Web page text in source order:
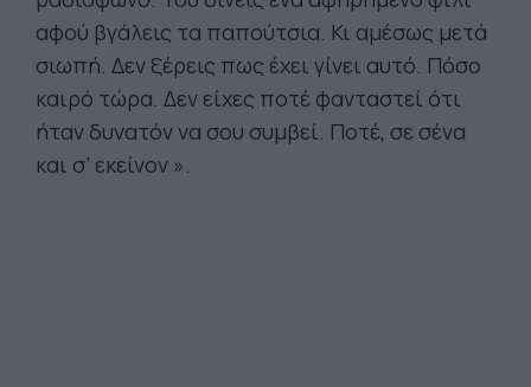
αφού βγάλεις τα παπούτσια. Κι αμέσως μετά
σιωπή. Δεν ξέρεις πως έχει γίνει αυτό. Πόσο
καιρό τώρα. Δεν είχες ποτέ φανταστεί ότι
ήταν δυνατόν να σου συμβεί. Ποτέ, σε σένα
και σ’ εκείνον ».